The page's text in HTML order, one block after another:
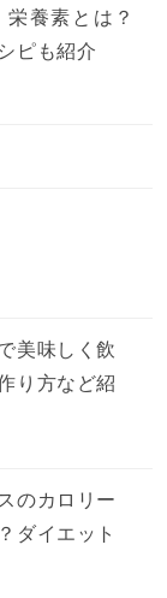
養素とは？
ピも紹介
美味しく飲
り方など紹
のカロリー
ダイエット